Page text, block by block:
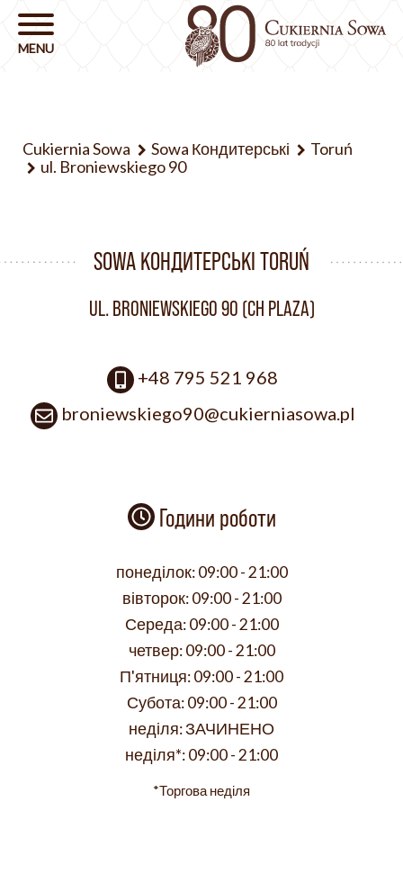
Cukiernia Sowa Sowa Кондитерські
Toruń
ul. Broniewskiego 90
SOWA КОНДИТЕРСЬКІ TORUŃ
UL. BRONIEWSKIEGO 90 (CH PLAZA)
+48 795 521 968
broniewskiego90@cukierniasowa.pl
Години роботи
понеділок: 09:00 - 21:00
вівторок: 09:00 - 21:00
Середа: 09:00 - 21:00
четвер: 09:00 - 21:00
П'ятниця:09:00 - 21:00
Субота: 09:00 - 21:00
неділя:ЗАЧИНЕНО
неділя*:09:00 - 21:00
*Торгова неділя